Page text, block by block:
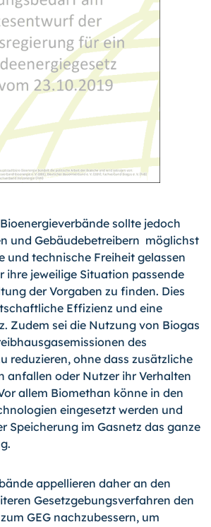
sollte jedoch
und Gebäudebetreibern möglichst
und technische Freiheit gelassen
ihre jeweilige Situation passende
der Vorgaben zu finden. Dies
Effizienz und eine
Zudem sei die Nutzung von Biogas
des
reduzieren, ohne dass zusätzliche
anfallen oder Nutzer ihr Verhalten
allem Biomethan könne in den
eingesetzt werden und
Speicherung im Gasnetz das ganze
appellieren daher an den
Gesetzgebungsverfahren den
GEG nachzubessern, um